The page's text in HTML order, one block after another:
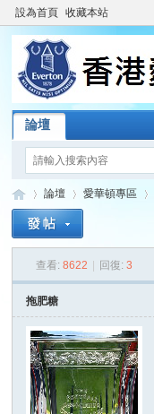
設為首頁 收藏本站
論壇
論壇
›
愛華頓專區
查看: 8622 回復: 3
拖肥糖